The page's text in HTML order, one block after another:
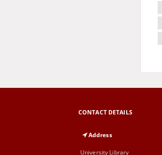
CONTACT DETAILS
Address
University Library